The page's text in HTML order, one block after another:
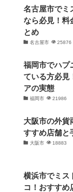
名古屋市でミ
なら必見！料
とめ
名古屋市 25876
福岡市でハプ
ている方必見
アの実態
福岡市 21986
大阪市の外貨
すすめ店舗と
大阪市 18883
横浜市でミス
コ！おすすめ